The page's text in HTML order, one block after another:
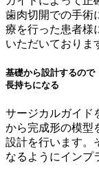
歯肉切開での手術
療を行った患者様
いただいておりま
基礎から設計するので
長持ちになる
サージカルガイド
から完成形の模型
設計を行います。
なるようにインプ